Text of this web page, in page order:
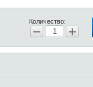
Количество:
− +